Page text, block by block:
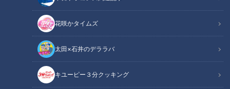
花咲かタイムズ
太田×石井のデララバ
キユーピー３分クッキング
「サンデードラゴンズ」より根尾昂投手(C)CBCテレビ
中日ドラゴンズ